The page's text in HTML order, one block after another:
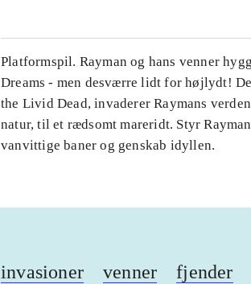
Platformspil. Rayman og hans venner
Dreams - men desværre lidt for højlydt!
the Livid Dead, invaderer Raymans
natur, til et rædsomt mareridt. Styr
vanvittige baner og genskab idyllen.
invasioner venner fjender